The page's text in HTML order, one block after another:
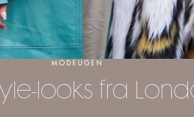
MODEUGEN
looks fra